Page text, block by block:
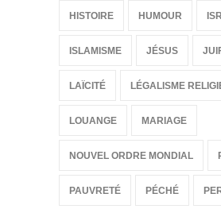
HISTOIRE HUMOUR
ISLAMISME JÉSUS
LAÏCITÉ LÉGALISME
LOUANGE MARIAGE
NOUVEL ORDRE MONDIAL
PAUVRETÉ PÉCHÉ